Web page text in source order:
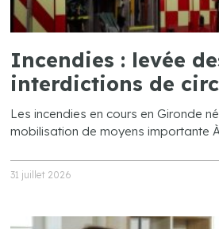
Incendies : levée
interdictions de
Les incendies en cours en Gironde
mobilisation de moyens importante
31 juillet 2026